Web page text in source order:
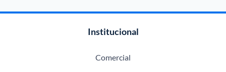
Institucional
Comercial